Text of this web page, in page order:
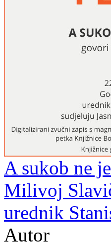
A sukob ne
Milivoj
urednik
Autor